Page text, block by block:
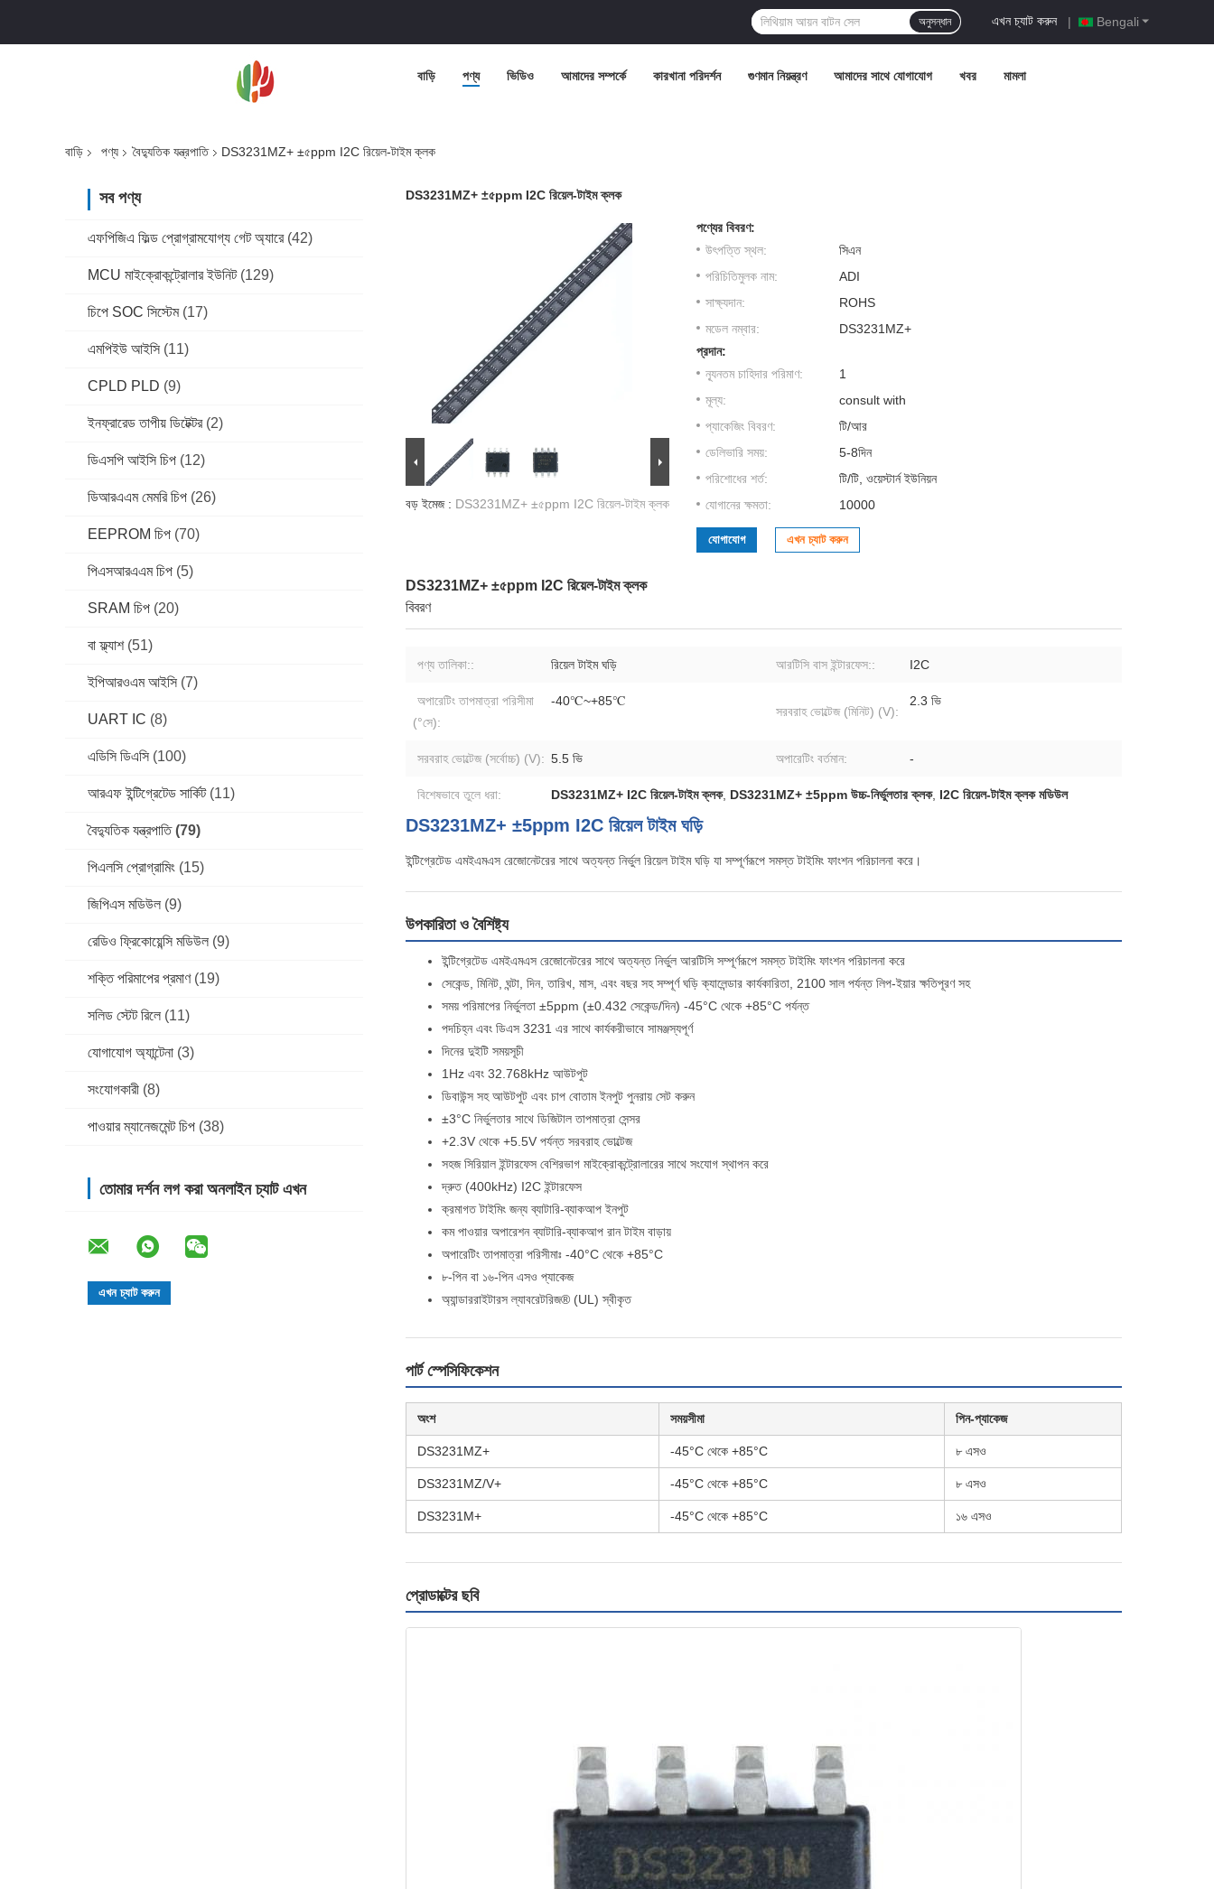
Bengali
এখন চ্যাট করুন |
অনুসন্ধান
বাড়ি পণ্য ভিডিও আমাদের সম্পর্কে কারখানা পরিদর্শন গুণমান নিয়ন্ত্রণ আমাদের সাথে যোগাযোগ খবর মামলা
বাড়ি পণ্য বৈদ্যুতিক যন্ত্রপাতি DS3231MZ+ ±৫ppm I2C রিয়েল-টাইম ক্লক
সব পণ্য
এফপিজিএ ফিল্ড প্রোগ্রামযোগ্য গেট অ্যারে (42)
MCU মাইক্রোকন্ট্রোলার ইউনিট (129)
চিপে SOC সিস্টেম (17)
এমপিইউ আইসি (11)
CPLD PLD (9)
ইনফ্রারেড তাপীয় ডিটেক্টর (2)
ডিএসপি আইসি চিপ (12)
ডিআরএএম মেমরি চিপ (26)
EEPROM চিপ (70)
পিএসআরএএম চিপ (5)
SRAM চিপ (20)
বা ফ্ল্যাশ (51)
ইপিআরওএম আইসি (7)
UART IC (8)
এডিসি ডিএসি (100)
আরএফ ইন্টিগ্রেটেড সার্কিট (11)
বৈদ্যুতিক যন্ত্রপাতি (79)
পিএলসি প্রোগ্রামিং (15)
জিপিএস মডিউল (9)
রেডিও ফ্রিকোয়েন্সি মডিউল (9)
শক্তি পরিমাপের প্রমাণ (19)
সলিড স্টেট রিলে (11)
যোগাযোগ অ্যান্টেনা (3)
সংযোগকারী (8)
পাওয়ার ম্যানেজমেন্ট চিপ (38)
তোমার দর্শন লগ করা অনলাইন চ্যাট এখন
DS3231MZ+ ±৫ppm I2C রিয়েল-টাইম ক্লক
বড় ইমেজ : DS3231MZ+ ±৫ppm I2C রিয়েল-টাইম ক্লক
পণ্যের বিবরণ:
উৎপত্তি স্থল:
সিএন
পরিচিতিমুলক নাম:
ADI
সাক্ষ্যদান:
ROHS
মডেল নম্বার:
DS3231MZ+
প্রদান:
ন্যূনতম চাহিদার পরিমাণ:
1
মূল্য:
consult with
প্যাকেজিং বিবরণ:
টি/আর
ডেলিভারি সময়:
5-8দিন
পরিশোধের শর্ত:
টি/টি, ওয়েস্টার্ন ইউনিয়ন
যোগানের ক্ষমতা:
10000
যোগাযোগ এখন চ্যাট করুন
DS3231MZ+ ±৫ppm I2C রিয়েল-টাইম ক্লক
বিবরণ
পণ্য তালিকা:: রিয়েল টাইম ঘড়ি আরটিসি বাস ইন্টারফেস:: I2C
অপারেটিং তাপমাত্রা পরিসীমা
(°সে):
-40℃~+85℃
সরবরাহ ভোল্টেজ (মিনিট) (V):
2.3 ভি
সরবরাহ ভোল্টেজ (সর্বোচ্চ) (V): 5.5 ভি অপারেটিং বর্তমান: -
বিশেষভাবে তুলে ধরা: DS3231MZ+ I2C রিয়েল-টাইম ক্লক, DS3231MZ+ ±5ppm উচ্চ-নির্ভুলতার ক্লক, I2C রিয়েল-টাইম ক্লক মডিউল
DS3231MZ+ ±5ppm I2C রিয়েল টাইম ঘড়ি
ইন্টিগ্রেটেড এমইএমএস রেজোনেটরের সাথে অত্যন্ত নির্ভুল রিয়েল টাইম ঘড়ি যা সম্পূর্ণরূপে সমস্ত টাইমিং ফাংশন পরিচালনা করে।
উপকারিতা ও বৈশিষ্ট্য
ইন্টিগ্রেটেড এমইএমএস রেজোনেটরের সাথে অত্যন্ত নির্ভুল আরটিসি সম্পূর্ণরূপে সমস্ত টাইমিং ফাংশন পরিচালনা করে
সেকেন্ড, মিনিট, ঘন্টা, দিন, তারিখ, মাস, এবং বছর সহ সম্পূর্ণ ঘড়ি ক্যালেন্ডার কার্যকারিতা, 2100 সাল পর্যন্ত লিপ-ইয়ার ক্ষতিপূরণ সহ
সময় পরিমাপের নির্ভুলতা ±5ppm (±0.432 সেকেন্ড/দিন) -45°C থেকে +85°C পর্যন্ত
পদচিহ্ন এবং ডিএস 3231 এর সাথে কার্যকরীভাবে সামঞ্জস্যপূর্ণ
দিনের দুইটি সময়সূচী
1Hz এবং 32.768kHz আউটপুট
ডিবাউন্স সহ আউটপুট এবং চাপ বোতাম ইনপুট পুনরায় সেট করুন
±3°C নির্ভুলতার সাথে ডিজিটাল তাপমাত্রা সেন্সর
+2.3V থেকে +5.5V পর্যন্ত সরবরাহ ভোল্টেজ
সহজ সিরিয়াল ইন্টারফেস বেশিরভাগ মাইক্রোকন্ট্রোলারের সাথে সংযোগ স্থাপন করে
দ্রুত (400kHz) I2C ইন্টারফেস
ক্রমাগত টাইমিং জন্য ব্যাটারি-ব্যাকআপ ইনপুট
কম পাওয়ার অপারেশন ব্যাটারি-ব্যাকআপ রান টাইম বাড়ায়
অপারেটিং তাপমাত্রা পরিসীমাঃ -40°C থেকে +85°C
৮-পিন বা ১৬-পিন এসও প্যাকেজ
অ্যান্ডাররাইটারস ল্যাবরেটরিজ® (UL) স্বীকৃত
পার্ট স্পেসিফিকেশন
অংশ সময়সীমা পিন-প্যাকেজ
DS3231MZ+ -45°C থেকে +85°C ৮ এসও
DS3231MZ/V+ -45°C থেকে +85°C ৮ এসও
DS3231M+ -45°C থেকে +85°C ১৬ এসও
প্রোডাক্টের ছবি